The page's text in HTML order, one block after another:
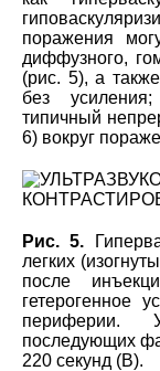
поражения
диффузного,
(рис. 5), а
без
типичный
6) вокруг
Рис. 5.
легких
после
гетерогенное
периферии.
последующих
220 секунд (B).